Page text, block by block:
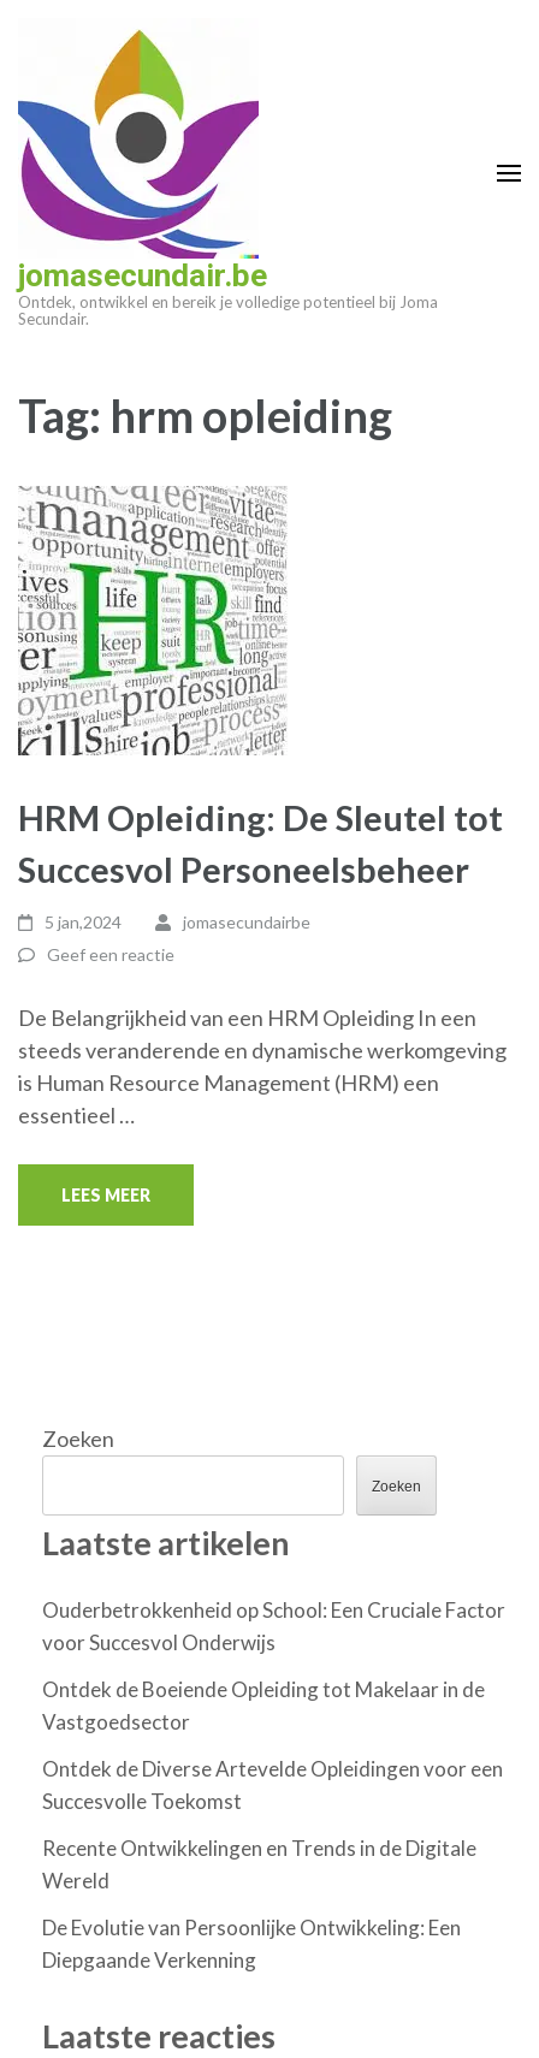
(druk
enter)
jomasecundair.be
Ontdek, ontwikkel en bereik je volledige potentieel bij Joma
Secundair.
Tag: hrm opleiding
HRM Opleiding: De Sleutel tot
Succesvol Personeelsbeheer
5 jan,2024
jomasecundairbe
Geef een reactie
De Belangrijkheid van een HRM Opleiding In een
steeds veranderende en dynamische werkomgeving
is Human Resource Management (HRM) een
essentieel …
LEES MEER
Zoeken
Zoeken
Laatste artikelen
Ouderbetrokkenheid op School: Een Cruciale Factor
voor Succesvol Onderwijs
Ontdek de Boeiende Opleiding tot Makelaar in de
Vastgoedsector
Ontdek de Diverse Artevelde Opleidingen voor een
Succesvolle Toekomst
Recente Ontwikkelingen en Trends in de Digitale
Wereld
De Evolutie van Persoonlijke Ontwikkeling: Een
Diepgaande Verkenning
Laatste reacties